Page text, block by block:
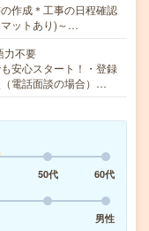
作成＊工事の日程確認
ットあり)～…
力不要
安心スタート！・登録
電話面談の場合）…
50代
60代
男性